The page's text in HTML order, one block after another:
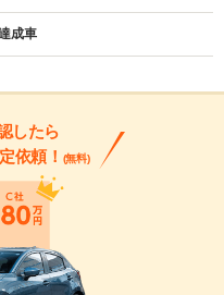
成車
したら
依頼！ (無料)